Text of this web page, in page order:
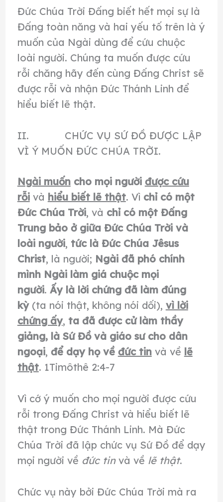
Đức Chúa Trời Đấng biết hết mọi sự là
Đấng toàn năng và hai yếu tố trên là ý
muốn của Ngài dùng để cứu chuộc
loài người. Chúng ta muốn được cứu
rỗi chăng hãy đến cùng Đấng Christ sẽ
được rỗi và nhận Đức Thánh Linh để
hiểu biết lẽ thật.
II. CHỨC VỤ SỨ ĐỒ ĐƯỢC LẬP
VÌ Ý MUỐN ĐỨC CHÚA TRỜI.
Ngài muốncho mọi người được cứu
rỗivà hiểu biết lẽ thật. Vì chỉ có một
Ðức Chúa Trời, và chỉ có một Ðấng
Trung bảo ở giữa Ðức Chúa Trời và
loài người, tức là Ðức Chúa Jêsus
Christ, là người; Ngài đã phó chính
mình Ngài làm giá chuộc mọi
người. Ấy là lời chứng đã làm đúng
kỳ(ta nói thật, không nói dối), vì lời
chứng ấy, ta đã được cử làm thầy
giảng, là Sứ Đồ và giáo sư cho dân
ngoại, để dạy họ về đức tinvà về lẽ
thật. 1Timôthê 2:4-7
Vì cớ ý muốn cho mọi người được cứu
rỗi trong Đấng Christ và hiểu biết lẽ
thật trong Đức Thánh Linh. Mà Đức
Chúa Trời đã lập chức vụ Sứ Đồ để dạy
mọi người về đức tinvà về lẽ thật.
Chức vụ này bởi Đức Chúa Trời mà ra